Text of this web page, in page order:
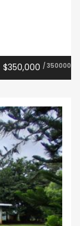
$350,000 / 350000